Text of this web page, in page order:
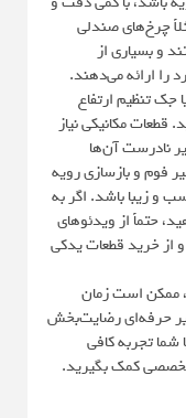
چرخ‌های صندلی
و بسیاری از
را ارائه می‌دهند.
جک تنظیم ارتفاع
قطعات مکانیکی نیاز
نادرست آن‌ها
فوم و بازسازی رویه
و زیبا باشد. اگر به
حتماً از ویدئوهای
از خرید قطعات یدکی
ممکن است زمان
حرفه‌ای رضایت‌بخش
شما تجربه کافی
کمک بگیرید.